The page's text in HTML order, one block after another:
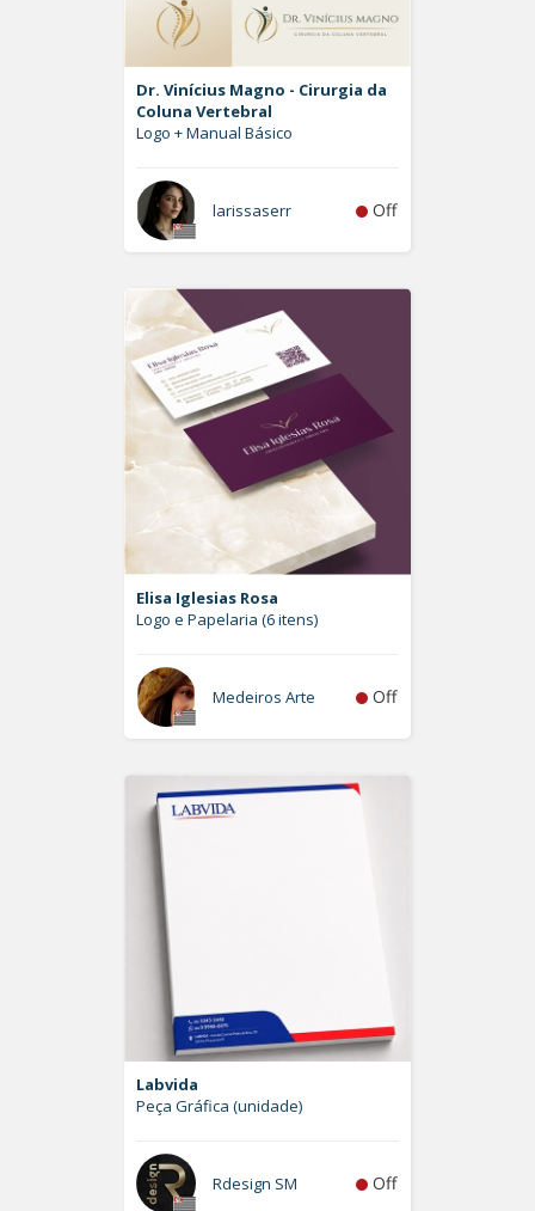
Dr. Vinícius Magno - Cirurgia da
Coluna Vertebral
Logo + Manual Básico
larissaserr Off
Elisa Iglesias Rosa
Logo e Papelaria (6 itens)
Medeiros Arte Off
Labvida
Peça Gráfica (unidade)
Rdesign SM Off